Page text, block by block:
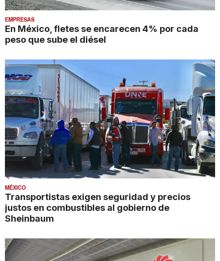
EMPRESAS
En México, fletes se encarecen 4% por cada
peso que sube el diésel
MÉXICO
Transportistas exigen seguridad y precios
justos en combustibles al gobierno de
Sheinbaum